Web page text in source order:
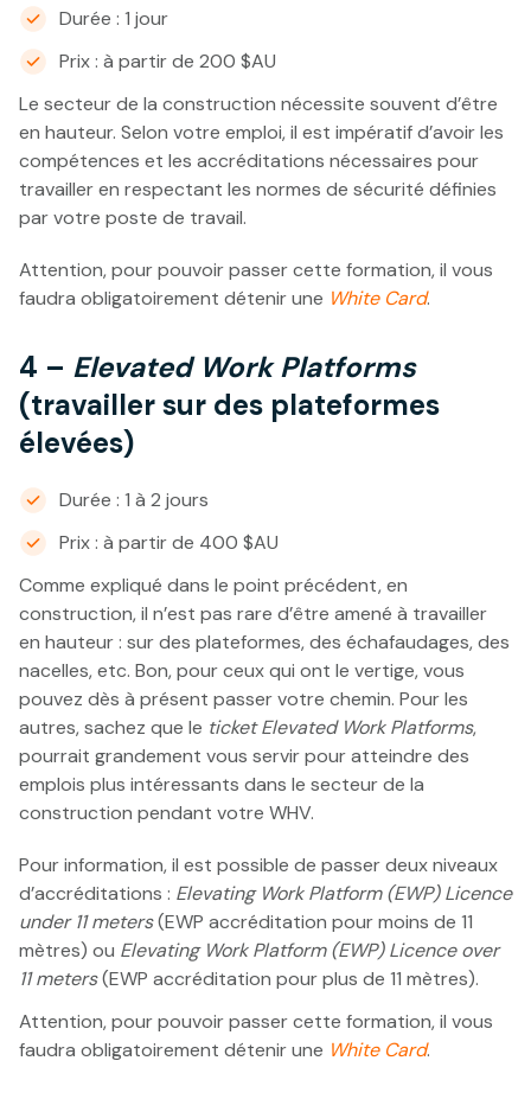
Durée : 1 jour
Prix : à partir de 200 $AU
Le secteur de la construction nécessite souvent d’être
en hauteur. Selon votre emploi, il est impératif d’avoir les
compétences et les accréditations nécessaires pour
travailler en respectant les normes de sécurité définies
par votre poste de travail.
Attention, pour pouvoir passer cette formation, il vous
faudra obligatoirement détenir une White Card.
4 – Elevated Work Platforms
(travailler sur des plateformes
élevées)
Durée : 1 à 2 jours
Prix : à partir de 400 $AU
Comme expliqué dans le point précédent, en
construction, il n’est pas rare d’être amené à travailler
en hauteur : sur des plateformes, des échafaudages, des
nacelles, etc. Bon, pour ceux qui ont le vertige, vous
pouvez dès à présent passer votre chemin. Pour les
autres, sachez que le ticket Elevated Work Platforms,
pourrait grandement vous servir pour atteindre des
emplois plus intéressants dans le secteur de la
construction pendant votre WHV.
Pour information, il est possible de passer deux niveaux
d’accréditations : Elevating Work Platform (EWP) Licence
under 11 meters(EWP accréditation pour moins de 11
mètres) ou Elevating Work Platform (EWP) Licence over
11 meters(EWP accréditation pour plus de 11 mètres).
Attention, pour pouvoir passer cette formation, il vous
faudra obligatoirement détenir une White Card.